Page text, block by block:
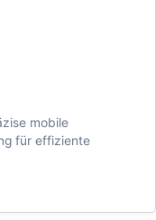
mobile
für effiziente